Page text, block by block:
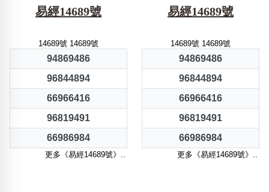
易經14689號
14689號 14689號
94869486
96844894
66966416
96819491
66986984
更多《易經14689號》..
易經14689號
14689號 14689號
94869486
96844894
66966416
96819491
66986984
更多《易經14689號》..